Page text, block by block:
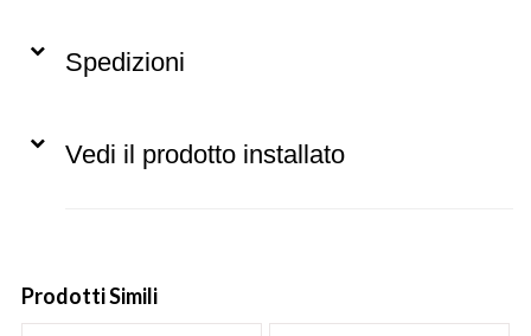
Spedizioni
Vedi il prodotto installato
Prodotti Simili